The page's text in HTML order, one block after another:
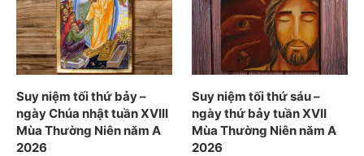
Suy niệm tối thứ bảy –
ngày Chúa nhật tuần XVIII
Mùa Thường Niên năm A
2026
Suy niệm tối thứ sáu –
ngày thứ bảy tuần XVII
Mùa Thường Niên năm A
2026